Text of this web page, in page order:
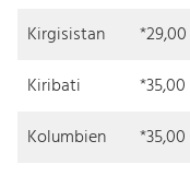
Kirgisistan
Kiribati
Kolumbien